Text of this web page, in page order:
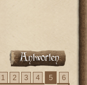
1 2 3 4 5 6